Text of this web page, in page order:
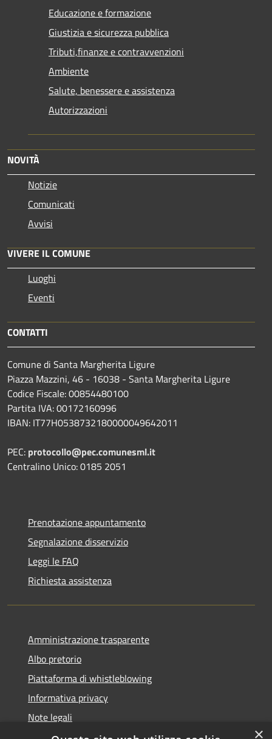
Educazione e formazione
Giustizia e sicurezza pubblica
Tributi,finanze e contravvenzioni
Ambiente
Salute, benessere e assistenza
Autorizzazioni
NOVITÀ
Notizie
Comunicati
Avvisi
VIVERE IL COMUNE
Luoghi
Eventi
CONTATTI
Comune di Santa Margherita Ligure
Piazza Mazzini, 46 - 16038 - Santa Margherita Ligure
Codice Fiscale: 00854480100
Partita IVA: 00172160996
IBAN: IT77H0538732180000049642011
PEC: protocollo@pec.comunesml.it
Centralino Unico: 0185 2051
Prenotazione appuntamento
Segnalazione disservizio
Leggi le FAQ
Richiesta assistenza
Amministrazione trasparente
Albo pretorio
Piattaforma di whistleblowing
Informativa privacy
Note legali
×